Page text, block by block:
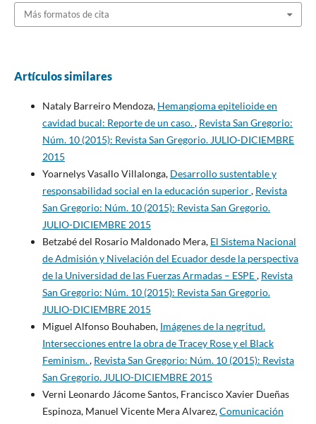
Más formatos de cita
Artículos similares
Nataly Barreiro Mendoza, Hemangioma epitelioide en
cavidad bucal: Reporte de un caso., Revista San Gregorio:
Núm. 10 (2015): Revista San Gregorio. JULIO-DICIEMBRE
2015
Yoarnelys Vasallo Villalonga, Desarrollo sustentable y
responsabilidad social en la educación superior, Revista
San Gregorio: Núm. 10 (2015): Revista San Gregorio.
JULIO-DICIEMBRE 2015
Betzabé del Rosario Maldonado Mera, El Sistema Nacional
de Admisión y Nivelación del Ecuador desde la perspectiva
de la Universidad de las Fuerzas Armadas – ESPE, Revista
San Gregorio: Núm. 10 (2015): Revista San Gregorio.
JULIO-DICIEMBRE 2015
Miguel Alfonso Bouhaben, Imágenes de la negritud.
Intersecciones entre la obra de Tracey Rose y el Black
Feminism., Revista San Gregorio: Núm. 10 (2015): Revista
San Gregorio. JULIO-DICIEMBRE 2015
Verni Leonardo Jácome Santos, Francisco Xavier Dueñas
Espinoza, Manuel Vicente Mera Alvarez,Comunicación